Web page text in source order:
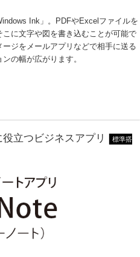
Ink」。PDFやExcelファイルを
に文字や図を書き込むことが可能で
ジをメールアプリなどで相手に送る
の幅が広がります。
立つビジネスアプリ 標準搭